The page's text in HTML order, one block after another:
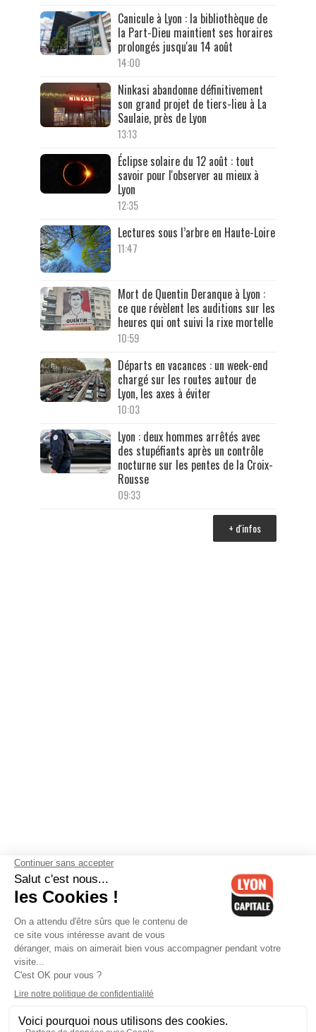
Canicule à Lyon : la bibliothèque de
la Part-Dieu maintient ses horaires
prolongés jusqu'au 14 août
14:00
Ninkasi abandonne définitivement
son grand projet de tiers-lieu à La
Saulaie, près de Lyon
13:13
Éclipse solaire du 12 août : tout
savoir pour l'observer au mieux à
Lyon
12:35
Lectures sous l’arbre en Haute-Loire
11:47
Mort de Quentin Deranque à Lyon :
ce que révèlent les auditions sur les
heures qui ont suivi la rixe mortelle
10:59
Départs en vacances : un week-end
chargé sur les routes autour de
Lyon, les axes à éviter
10:03
Lyon : deux hommes arrêtés avec
des stupéfiants après un contrôle
nocturne sur les pentes de la Croix-
Rousse
09:33
+ d'infos
Contactez-nous-Mentions légales-CGV-Politique de